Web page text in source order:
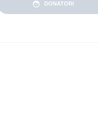
DONATORI